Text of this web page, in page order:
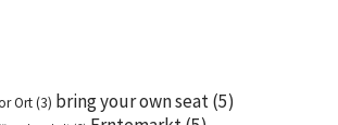
Ort(3) bring your own seat(5)